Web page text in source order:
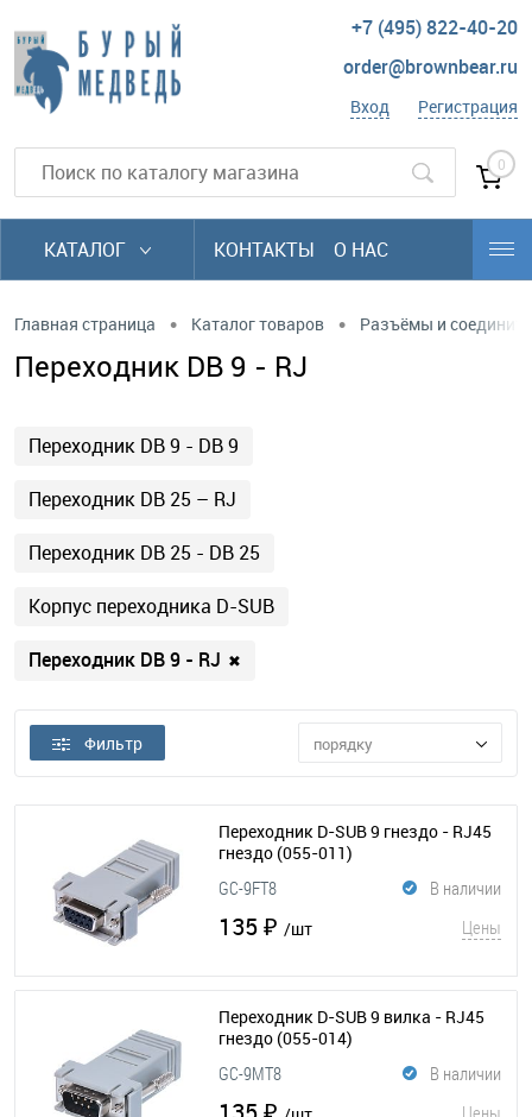
+7 (495) 822-40-20
order@brownbear.ru
Вход Регистрация
0
КАТАЛОГ КОНТАКТЫ О НАС
Главная страница • Каталог товаров • Разъёмы и
Переходник DB 9 - RJ
Переходник DB 9 - DB 9
Переходник DB 25 – RJ
Переходник DB 25 - DB 25
Корпус переходника D-SUB
Переходник DB 9 - RJ ✖
Фильтр порядку
Переходник D-SUB 9 гнездо - RJ45
гнездо (055-011)
В наличии
GC-9FT8
135 ₽ /шт Цены
Переходник D-SUB 9 вилка - RJ45
гнездо (055-014)
В наличии
GC-9MT8